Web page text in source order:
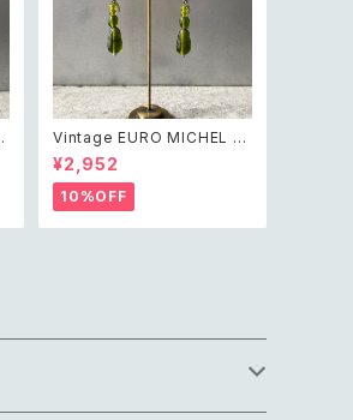
Vintage EURO MICHEL K
LEIN retro green glass b
eads pierce レトロ ユーロ
ヴィンテージ アクセサリー ミ
ッシェルクラン グリーン ガラ
スビーズ ピアス/イヤリング
¥2,952
10%OFF